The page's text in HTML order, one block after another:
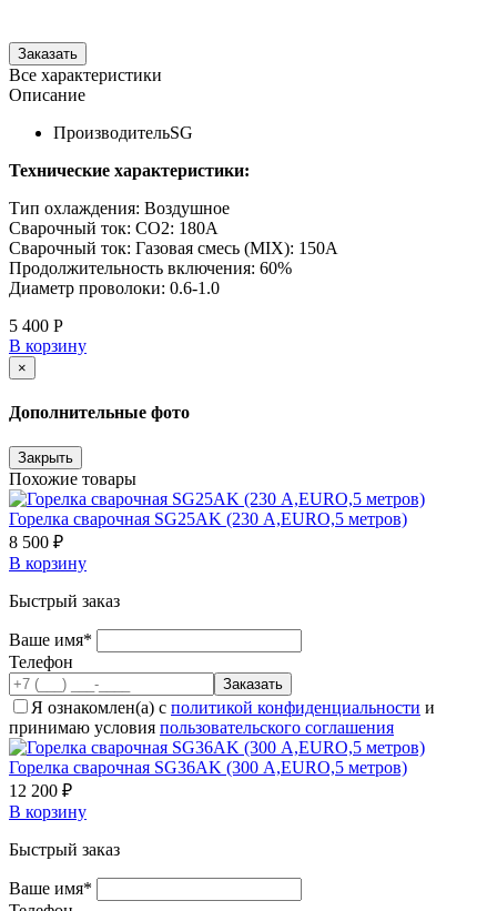
Все характеристики
Описание
ПроизводительSG
Технические характеристики:
Тип охлаждения: Воздушное
Сварочный ток: CO2: 180A
Сварочный ток: Газовая смесь (MIX): 150A
Продолжительность включения: 60%
Диаметр проволоки: 0.6-1.0
5 400 Р
В корзину
×
Дополнительные фото
Закрыть
Похожие товары
Горелка сварочная SG25AK (230 А,EURO,5 метров)
8 500 ₽
В корзину
Быстрый заказ
Ваше имя*
Телефон
Я ознакомлен(а) с политикой конфиденциальности и
принимаю условия пользовательского соглашения
Горелка сварочная SG36AK (300 А,EURO,5 метров)
12 200 ₽
В корзину
Быстрый заказ
Ваше имя*